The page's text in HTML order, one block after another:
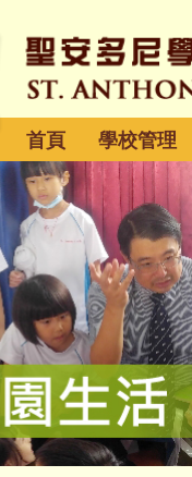
首頁 學校管理